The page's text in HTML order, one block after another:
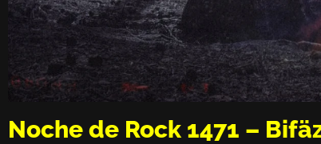
Noche de Rock 1471 –